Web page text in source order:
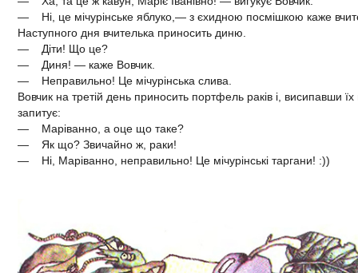
— Ні, це мічурінське яблуко,— з єхидною посмішкою каже
Наступного дня вчителька приносить диню.
— Діти! Що це?
— Диня! — каже Вовчик.
— Неправильно! Це мічурінська слива.
Вовчик на третій день приносить портфель раків і, висипавши їх
запитує:
— Маріванно, а оце що таке?
— Як що? Звичайно ж, раки!
— Ні, Маріванно, неправильно! Це мічурінські таргани! :))